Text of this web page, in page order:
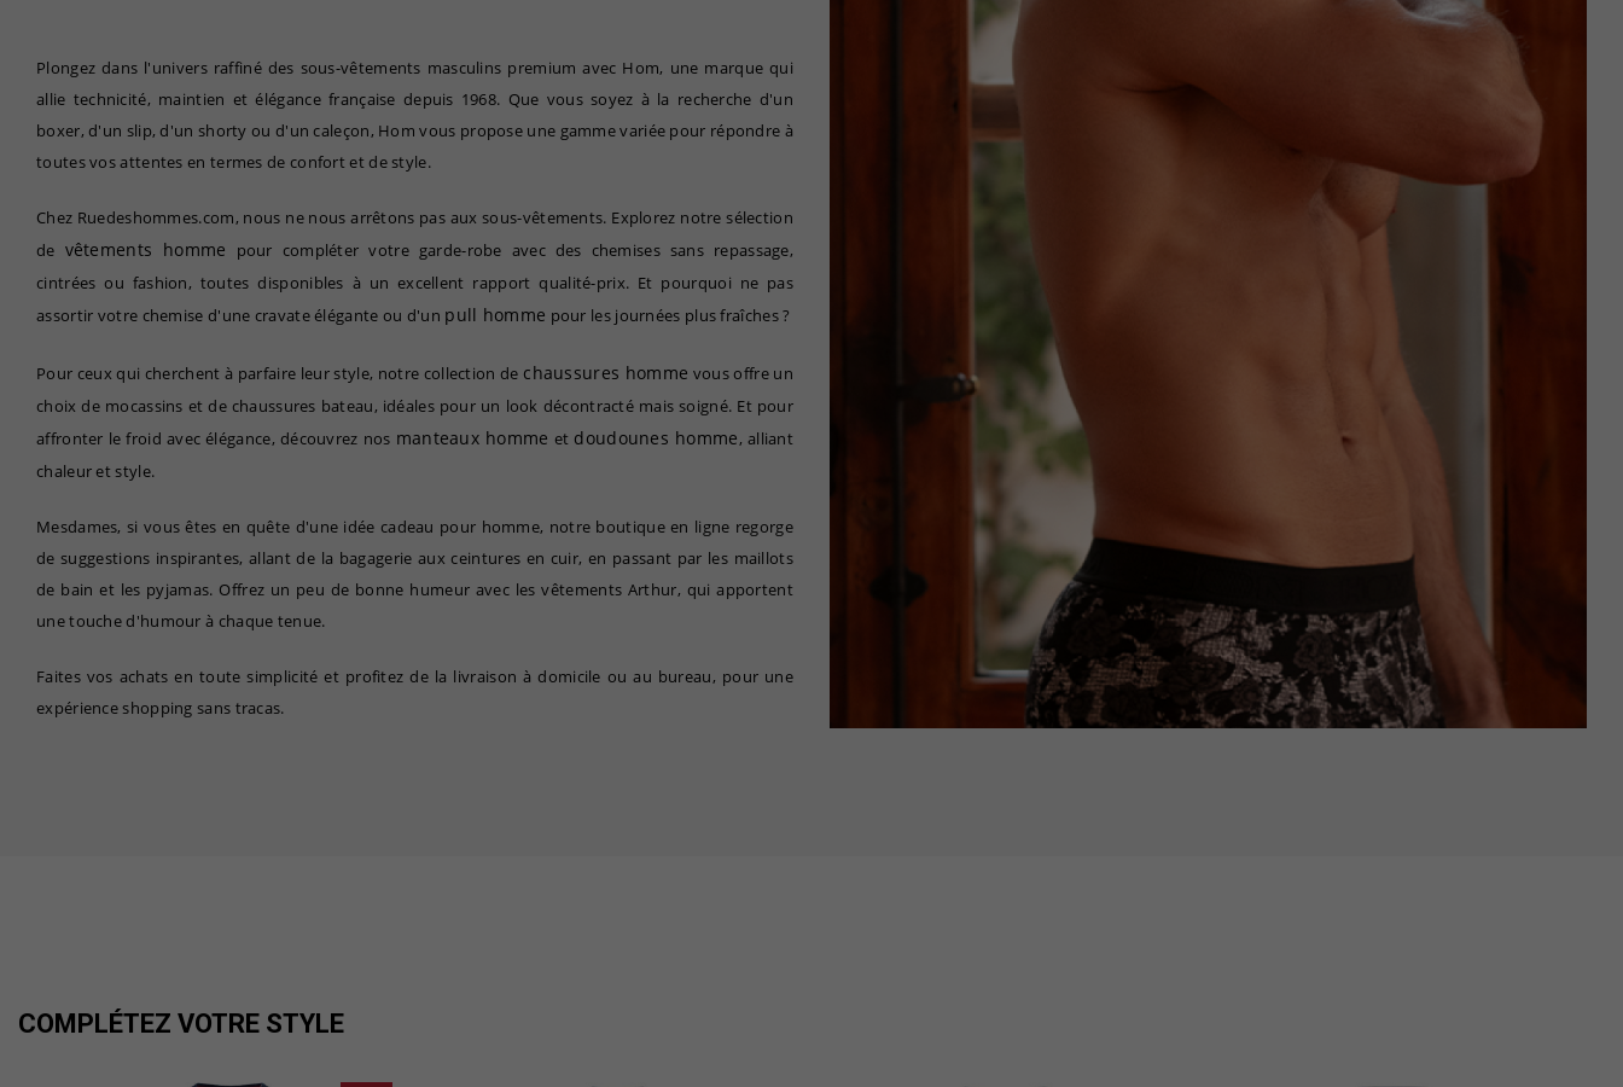
Plongez dans l'univers raffiné des sous-vêtements masculins premium avec Hom, une marque qui
allie technicité, maintien et élégance française depuis 1968. Que vous soyez à la recherche d'un
boxer, d'un slip, d'un shorty ou d'un caleçon, Hom vous propose une gamme variée pour répondre à
toutes vos attentes en termes de confort et de style.
Chez Ruedeshommes.com, nous ne nous arrêtons pas aux sous-vêtements. Explorez notre sélection
de vêtements homme pour compléter votre garde-robe avec des chemises sans repassage,
cintrées ou fashion, toutes disponibles à un excellent rapport qualité-prix. Et pourquoi ne pas
assortir votre chemise d'une cravate élégante ou d'un pull homme pour les journées plus fraîches ?
Pour ceux qui cherchent à parfaire leur style, notre collection de chaussures homme vous offre un
choix de mocassins et de chaussures bateau, idéales pour un look décontracté mais soigné. Et pour
affronter le froid avec élégance, découvrez nos manteaux homme et doudounes homme, alliant
chaleur et style.
Mesdames, si vous êtes en quête d'une idée cadeau pour homme, notre boutique en ligne regorge
de suggestions inspirantes, allant de la bagagerie aux ceintures en cuir, en passant par les maillots
de bain et les pyjamas. Offrez un peu de bonne humeur avec les vêtements Arthur, qui apportent
une touche d'humour à chaque tenue.
Faites vos achats en toute simplicité et profitez de la livraison à domicile ou au bureau, pour une
expérience shopping sans tracas.
COMPLÉTEZ VOTRE STYLE